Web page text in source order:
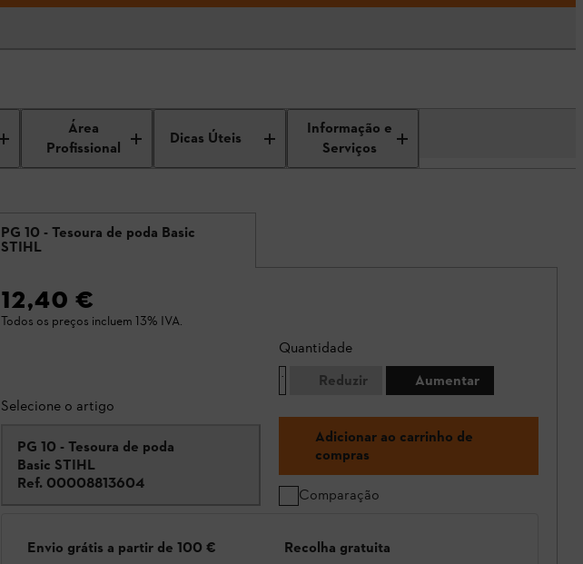
Área
Profissional
Dicas Úteis
Informação e
Serviços
PG 10 - Tesoura de poda Basic
STIHL
12,40 €
Todos os preços incluem 13% IVA.
Selecione o artigo
PG 10 - Tesoura de poda
Basic STIHL
Ref. 00008813604
Quantidade
Reduzir
Aumentar
Adicionar ao carrinho de
compras
Comparação
Envio grátis a partir de 100 € Recolha gratuita